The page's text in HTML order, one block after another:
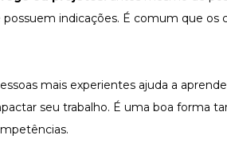
indicações. É comum que os
mais experientes ajuda a
seu trabalho. É uma boa forma